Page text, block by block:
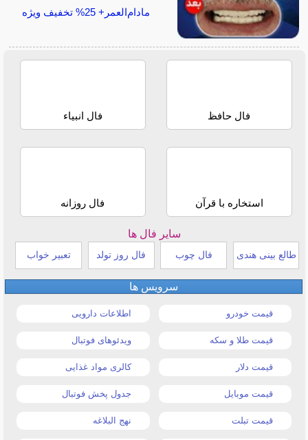
مادام‌العمر+ 25% تخفیف ویژه
فال حافظ فال انبیاء
استخاره با قرآن فال روزانه
سایر فال ها
طالع بینی هندی فال چوب فال روز تولد تعبیر خواب
سرویس ها
قیمت خودرو اطلاعات دارویی
قیمت طلا و سکه ویدئوهای فوتبال
قیمت دلار کالری مواد غذایی
قیمت موبایل جدول پخش فوتبال
قیمت تبلت نهج البلاغه